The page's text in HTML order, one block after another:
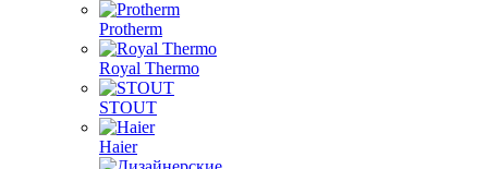
Protherm
Royal Thermo
STOUT
Haier